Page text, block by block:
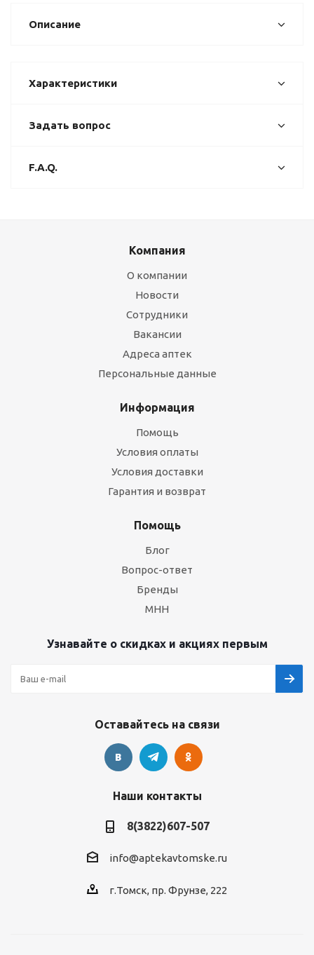
Описание
Характеристики
Задать вопрос
F.A.Q.
Компания
О компании
Новости
Сотрудники
Вакансии
Адреса аптек
Персональные данные
Информация
Помощь
Условия оплаты
Условия доставки
Гарантия и возврат
Помощь
Блог
Вопрос-ответ
Бренды
МНН
Узнавайте о скидках и акциях первым
Оставайтесь на связи
Наши контакты
8(3822)607-507
info@aptekavtomske.ru
г.Томск, пр. Фрунзе, 222